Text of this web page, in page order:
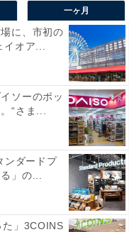
一ヶ月
に、市初の
オア...
ソーのポッ
“さま...
ンダードプ
」の...
た」3COINS